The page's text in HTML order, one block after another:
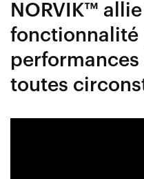
NORVIK™
fonctionnalité
toutes